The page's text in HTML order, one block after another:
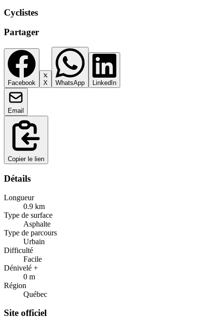
Cyclistes
Partager
Facebook X WhatsApp LinkedIn
Email
Copier le lien
Détails
Longueur
0.9 km
Type de surface
Asphalte
Type de parcours
Urbain
Difficulté
Facile
Dénivelé +
0 m
Région
Québec
Site officiel